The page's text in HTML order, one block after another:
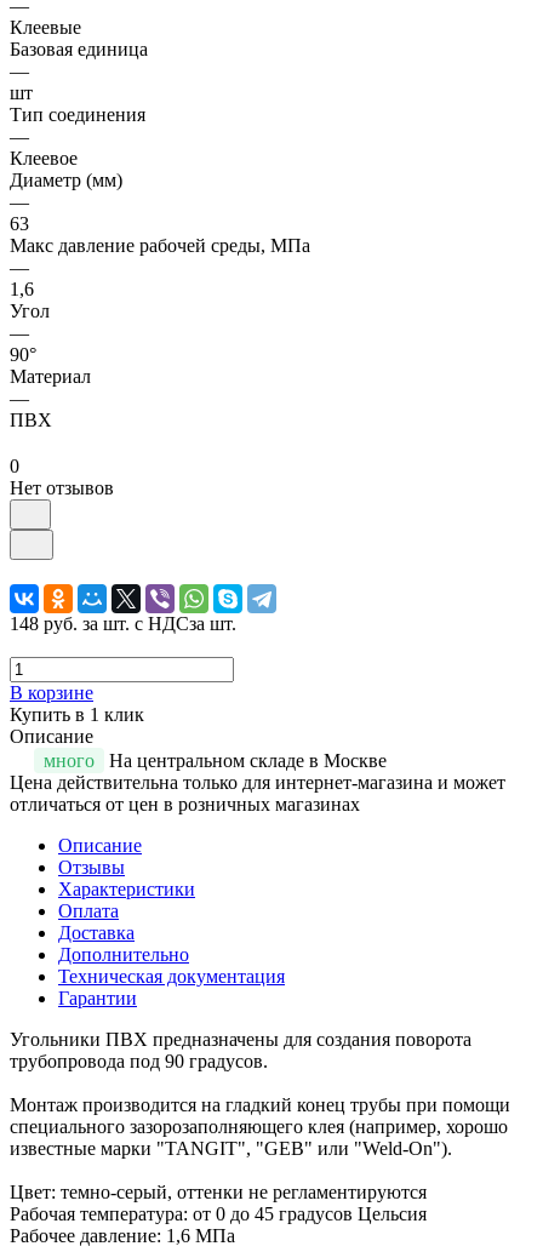
—
Клеевые
Базовая единица
—
шт
Тип соединения
—
Клеевое
Диаметр (мм)
—
63
Макс давление рабочей среды, МПа
—
1,6
Угол
—
90°
Материал
—
ПВХ
0
Нет отзывов
148 руб. за шт. с НДСза шт.
В корзине
Купить в 1 клик
Описание
много
На центральном складе в Москве
Цена действительна только для интернет-магазина и может
отличаться от цен в розничных магазинах
Описание
Отзывы
Характеристики
Оплата
Доставка
Дополнительно
Техническая документация
Гарантии
Угольники ПВХ предназначены для создания поворота
трубопровода под 90 градусов.
Монтаж производится на гладкий конец трубы при помощи
специального зазорозаполняющего клея (например, хорошо
известные марки "TANGIT", "GEB" или "Weld-On").
Цвет: темно-серый, оттенки не регламентируются
Рабочая температура: от 0 до 45 градусов Цельсия
Рабочее давление: 1,6 МПа